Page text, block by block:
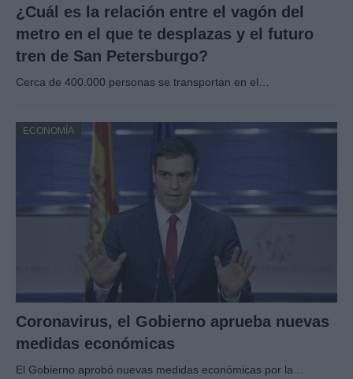
¿Cuál es la relación entre el vagón del
metro en el que te desplazas y el futuro
tren de San Petersburgo?
Cerca de 400.000 personas se transportan en el…
ECONOMÍA
Coronavirus, el Gobierno aprueba nuevas
medidas económicas
El Gobierno aprobó nuevas medidas económicas por la…